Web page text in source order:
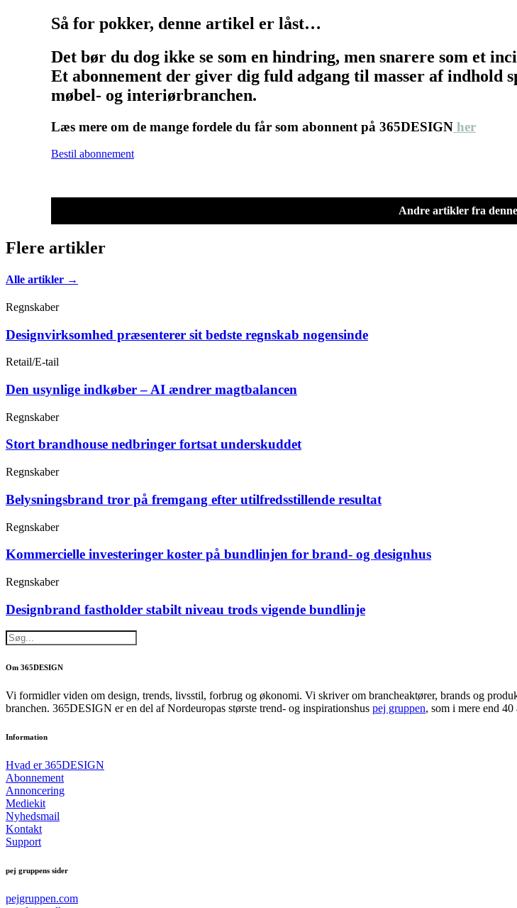
Så for pokker, denne artikel er låst…
Det bør du dog ikke se som en hindring, men snarere som et
Et abonnement der giver dig fuld adgang til masser af indhold
møbel- og interiørbranchen.
Læs mere om de mange fordele du får som abonnent på 365DESIGN her
Bestil abonnement
Andre artikler fra
Flere artikler
Alle artikler →
Regnskaber
Designvirksomhed præsenterer sit bedste regnskab nogensinde
Retail/E-tail
Den usynlige indkøber – AI ændrer magtbalancen
Regnskaber
Stort brandhouse nedbringer fortsat underskuddet
Regnskaber
Belysningsbrand tror på fremgang efter utilfredsstillende resultat
Regnskaber
Kommercielle investeringer koster på bundlinjen for brand- og designhus
Regnskaber
Designbrand fastholder stabilt niveau trods vigende bundlinje
Om 365DESIGN
Vi formidler viden om design, trends, livsstil, forbrug og økonomi. Vi skriver om brancheaktører, brands og
branchen. 365DESIGN er en del af Nordeuropas største trend- og inspirationshus pej gruppen, som i mere end
Information
Hvad er 365DESIGN
Abonnement
Annoncering
Mediekit
Nyhedsmail
Kontakt
Support
pej gruppens sider
pejgruppen.com